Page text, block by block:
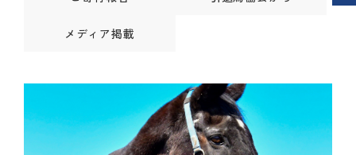
メディア掲載